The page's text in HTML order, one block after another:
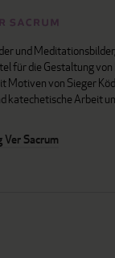
und
für die Gestaltung
Motiven von Sieger
katechetische Arbeit
Sacrum